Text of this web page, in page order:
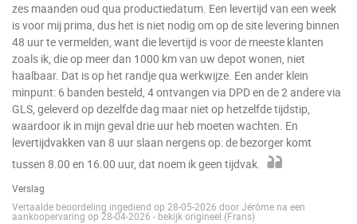
zes maanden oud qua productiedatum. Een levertijd van een week
is voor mij prima, dus het is niet nodig om op de site levering binnen
48 uur te vermelden, want die levertijd is voor de meeste klanten
zoals ik, die op meer dan 1000 km van uw depot wonen, niet
haalbaar. Dat is op het randje qua werkwijze. Een ander klein
minpunt: 6 banden besteld, 4 ontvangen via DPD en de 2 andere via
GLS, geleverd op dezelfde dag maar niet op hetzelfde tijdstip,
waardoor ik in mijn geval drie uur heb moeten wachten. En
levertijdvakken van 8 uur slaan nergens op: de bezorger komt
tussen 8.00 en 16.00 uur, dat noem ik geen tijdvak.
Verslag
Vertaalde beoordeling ingediend op 28-05-2026 door Jérôme na een
aankoopervaring op 28-04-2026 - bekijk origineel (Frans)